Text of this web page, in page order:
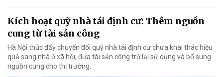
Kích hoạt quỹ nhà tái định cư: Thêm nguồn
cung từ tài sản công
Hà Nội thúc đẩy chuyển đổi quỹ nhà tái định cư chưa khai thác hiệu
quả sang nhà ở xã hội, đưa tài sản công trở lại sử dụng và bổ sung
nguồn cung cho thị trường.